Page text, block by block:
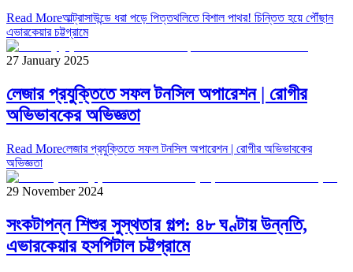
Read Moreআল্ট্রাসাউন্ডে ধরা পড়ে পিত্তথলিতে বিশাল পাথর! চিন্তিত হয়ে পৌঁছান
এভারকেয়ার চট্টগ্রামে
27 January 2025
লেজার প্রযুক্তিতে সফল টনসিল অপারেশন | রোগীর
অভিভাবকের অভিজ্ঞতা
Read Moreলেজার প্রযুক্তিতে সফল টনসিল অপারেশন | রোগীর অভিভাবকের
অভিজ্ঞতা
29 November 2024
সংকটাপন্ন শিশুর সুস্থতার গল্প: ৪৮ ঘণ্টায় উন্নতি,
এভারকেয়ার হসপিটাল চট্টগ্রামে